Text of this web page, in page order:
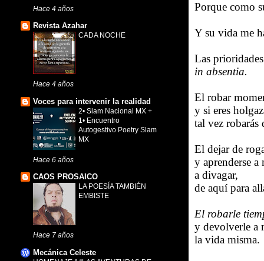
Porque como
Y su vida me
Las
in absentia.
El robar
y si eres
tal vez robarás
El dejar de
y aprenderse a
a divagar,
de aquí para
El robarle
y devolverle a
la vida misma.
Hace 4 años
Revista Azahar
CADA NOCHE
Hace 4 años
Voces para intervenir la realidad
2• Slam Nacional MX +
1• Encuentro
Autogestivo Poetry Slam
MX
Hace 6 años
CAOS PROSAICO
LA POESÍA TAMBIÉN
EMBISTE
Hace 7 años
Mecánica Celeste